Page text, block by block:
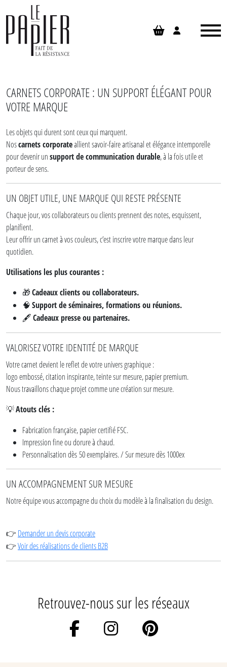
CARNETS CORPORATE : UN SUPPORT ÉLÉGANT POUR
VOTRE MARQUE
Les objets qui durent sont ceux qui marquent.
Noscarnets corporateallient savoir-faire artisanal et élégance intemporelle
pour devenir unsupport de communication durable, à la fois utile et
porteur de sens.
UN OBJET UTILE, UNE MARQUE QUI RESTE PRÉSENTE
Chaque jour, vos collaborateurs ou clients prennent des notes, esquissent,
planifient.
Leur offrir un carnet à vos couleurs, c’est inscrire votre marque dans leur
quotidien.
Utilisations les plus courantes :
🎁 Cadeaux clients ou collaborateurs.
🧠 Support de séminaires, formations ou réunions.
🖋️ Cadeaux presse ou partenaires.
VALORISEZ VOTRE IDENTITÉ DE MARQUE
Votre carnet devient le reflet de votre univers graphique :
logo embossé, citation inspirante, teinte sur mesure, papier premium.
Nous travaillons chaque projet comme une création sur mesure.
💡Atouts clés :
Fabrication française, papier certifié FSC.
Impression fine ou dorure à chaud.
Personnalisation dès 50 exemplaires. / Sur mesure dès 1000ex
UN ACCOMPAGNEMENT SUR MESURE
Notre équipe vous accompagne du choix du modèle à la finalisation du design.
👉 Demander un devis corporate
👉 Voir des réalisations de clients B2B
Retrouvez-nous sur les réseaux
Panneau de gestion des cookies